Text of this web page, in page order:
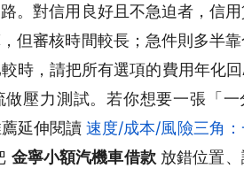
。對信用良好且不急迫者，信
但審核時間較長；急件則多半
時，請把所有選項的費用年化
做壓力測試。若你想要一張「一
延伸閱讀速度/成本/風險三角
金寧小額汽機車借款放錯位置、